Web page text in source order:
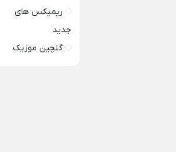
ریمیکس های
جدید
گلچین موزیک